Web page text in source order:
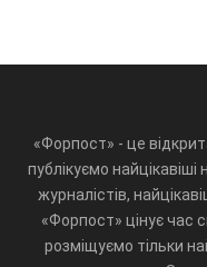
«Форпост» - це
публікуємо
журналістів,
«Форпост» цінує час
розміщуємо тільки